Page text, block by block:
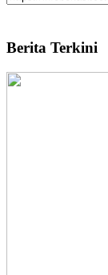
Berita Terkini